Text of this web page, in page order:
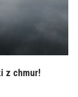
z chmur!